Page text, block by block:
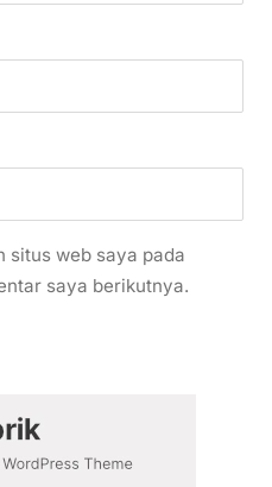
situs web saya pada
saya berikutnya.